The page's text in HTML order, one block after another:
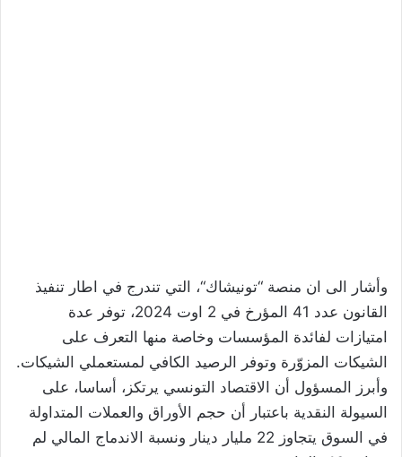
وأشار الى ان منصة “تونيشاك“، التي تندرج في اطار تنفيذ
القانون عدد 41 المؤرخ في 2 اوت 2024، توفر عدة
امتيازات لفائدة المؤسسات وخاصة منها التعرف على
الشيكات المزوّرة وتوفر الرصيد الكافي لمستعملي الشيكات.
وأبرز المسؤول أن الاقتصاد التونسي يرتكز، أساسا، على
السيولة النقدية باعتبار أن حجم الأوراق والعملات المتداولة
في السوق يتجاوز 22 مليار دينار ونسبة الاندماج المالي لم